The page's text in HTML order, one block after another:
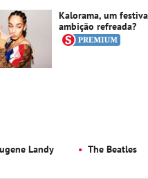
Kalorama, um
ambição refreada?
Landy The Beatles